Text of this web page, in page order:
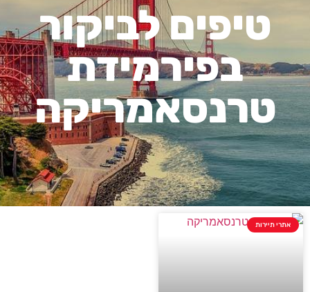
טיפים לביקור
בפירמידת
טרנסאמריקה
אתרי תיירות